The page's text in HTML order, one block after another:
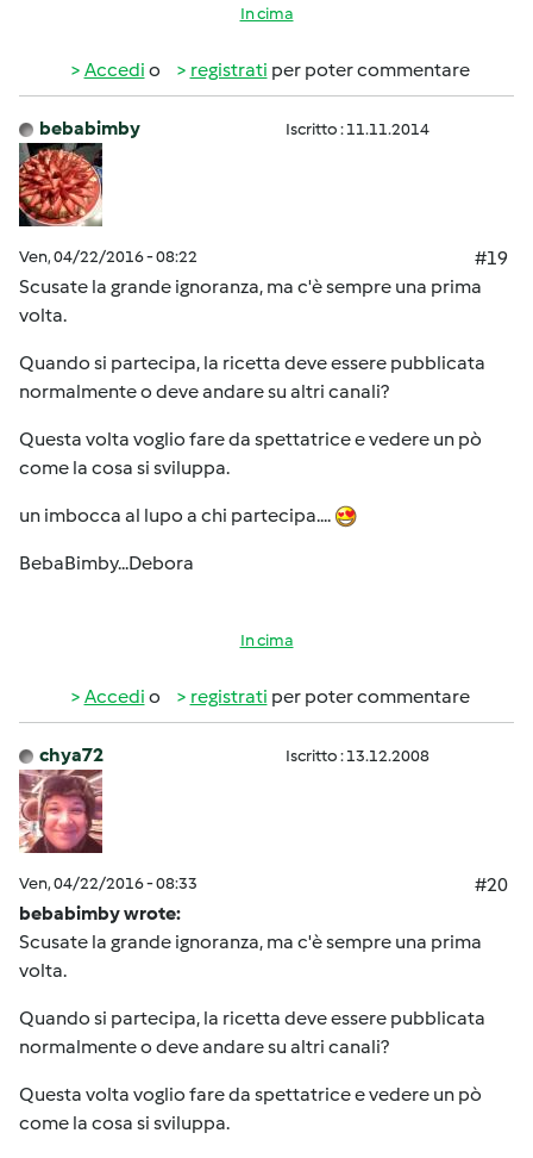
In cima
Accedi o registrati per poter commentare
bebabimby Iscritto : 11.11.2014
Ven, 04/22/2016 - 08:22
#19
Scusate la grande ignoranza, ma c'è sempre una prima
volta.
Quando si partecipa, la ricetta deve essere pubblicata
normalmente o deve andare su altri canali?
Questa volta voglio fare da spettatrice e vedere un pò
come la cosa si sviluppa.
un imbocca al lupo a chi partecipa....
BebaBimby...Debora
In cima
Accedi o registrati per poter commentare
chya72 Iscritto : 13.12.2008
Ven, 04/22/2016 - 08:33
#20
bebabimby wrote:
Scusate la grande ignoranza, ma c'è sempre una prima
volta.
Quando si partecipa, la ricetta deve essere pubblicata
normalmente o deve andare su altri canali?
Questa volta voglio fare da spettatrice e vedere un pò
come la cosa si sviluppa.